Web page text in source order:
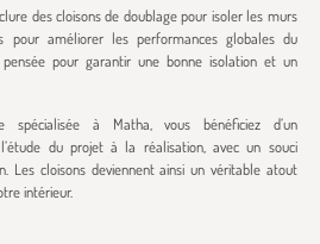
des cloisons de doublage pour isoler les murs
pour améliorer les performances globales du
pour garantir une bonne isolation et un
spécialisée à Matha, vous bénéficiez d’un
du projet à la réalisation, avec un souci
Les cloisons deviennent ainsi un véritable atout
intérieur.